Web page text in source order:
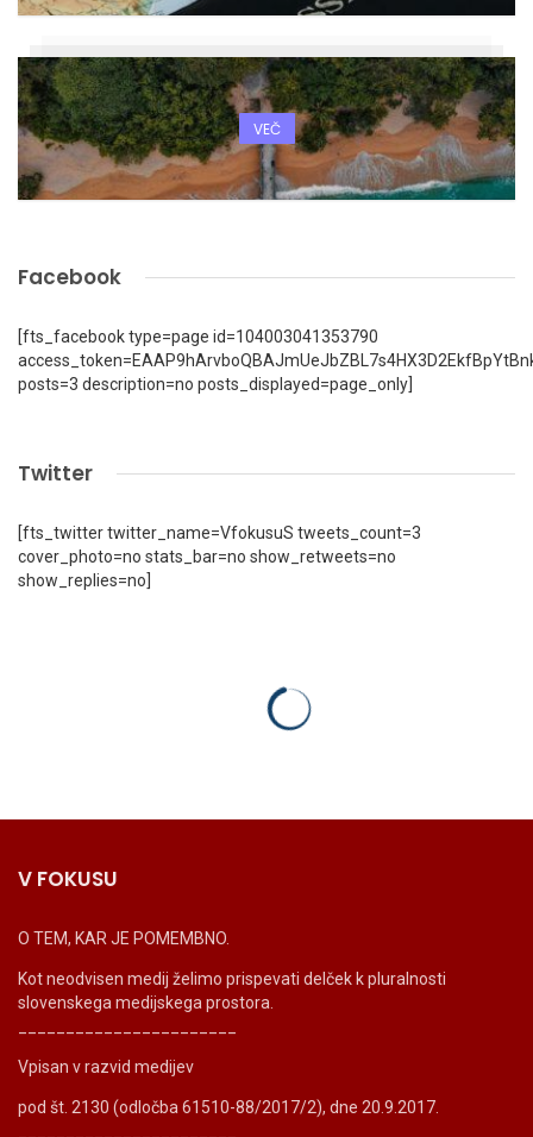
VEČ
Facebook
[fts_facebook type=page id=104003041353790
posts=3 description=no posts_displayed=page_only]
Twitter
[fts_twitter twitter_name=VfokusuS tweets_count=3
cover_photo=no stats_bar=no show_retweets=no
show_replies=no]
V FOKUSU
O TEM, KAR JE POMEMBNO.
Kot neodvisen medij želimo prispevati delček k pluralnosti
slovenskega medijskega prostora.
Vpisan v razvid medijev
pod št. 2130 (odločba 61510-88/2017/2), dne 20.9.2017.